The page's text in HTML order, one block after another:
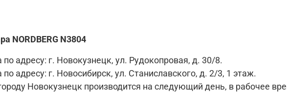
NORDBERG N3804
адресу: г. Новокузнецк, ул. Рудокопровая, д. 30/8.
адресу: г. Новосибирск, ул. Станиславского, д. 2/3, 1 этаж.
Новокузнецк производится на следующий день, в рабочее